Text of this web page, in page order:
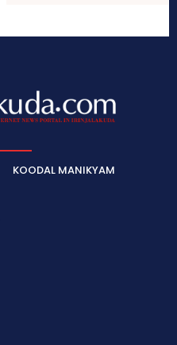
KOODAL MANIKYAM